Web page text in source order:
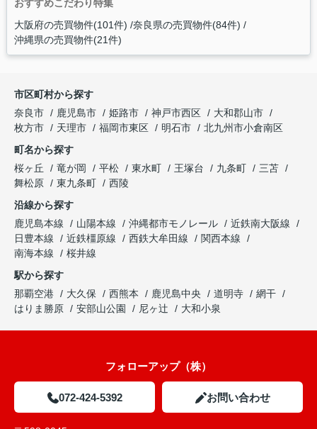
おすすめこだわり特集
大阪府の売買物件(101件) 奈良県の売買物件(84件)
沖縄県の売買物件(21件)
市区町村から探す
奈良市
鹿児島市 姫路市 神戸市西区
大和郡山市
枚方市
天理市 福岡市東区 明石市
北九州市小倉南区
町名から探す
桜ヶ丘
竜が岡 平松 東水町 王塚台 九条町
三苫
舞松原
東九条町
西陵
沿線から探す
鹿児島本線
山陽本線 沖縄都市モノレール
近鉄南大阪線
日豊本線
近鉄橿原線 西鉄大牟田線
関西本線
南海本線
桜井線
駅から探す
那覇空港
大久保 西熊本 鹿児島中央 道明寺
網干
はりま勝原
安部山公園 尼ヶ辻 大和小泉
フォローアップ（株）
072-424-5392 お問い合わせ